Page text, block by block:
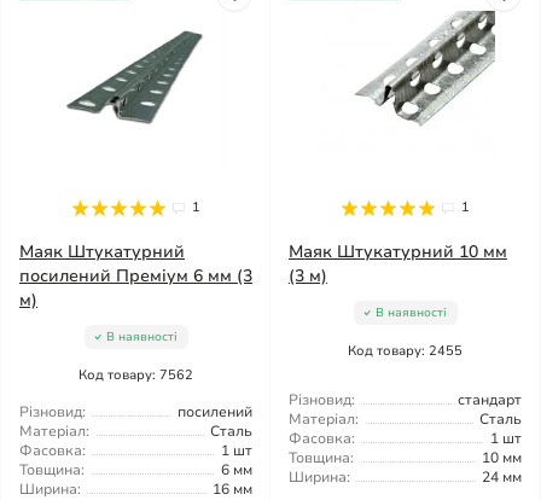
1
Маяк Штукатурний
посилений Преміум 6 мм (3
м)
В наявності
Код товару: 7562
Різновид:
посилений
Матеріал:
Сталь
Фасовка:
1 шт
Товщина:
6 мм
Ширина:
16 мм
1
Маяк Штукатурний 10 мм
(3 м)
В наявності
Код товару: 2455
Різновид:
стандарт
Матеріал:
Сталь
Фасовка:
1 шт
Товщина:
10 мм
Ширина:
24 мм